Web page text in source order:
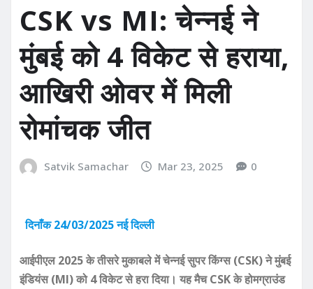
CSK vs MI: चेन्नई ने
मुंबई को 4 विकेट से हराया,
आखिरी ओवर में मिली
रोमांचक जीत
Satvik Samachar Mar 23, 2025 0
दिनाँक 24/03/2025 नई दिल्ली
आईपीएल 2025 के तीसरे मुकाबले में चेन्नई सुपर किंग्स (CSK) ने मुंबई
इंडियंस (MI) को 4 विकेट से हरा दिया। यह मैच CSK के होमग्राउंड